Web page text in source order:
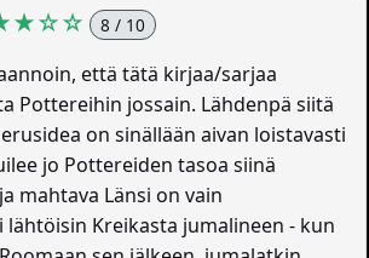
8 / 10
että tätä kirjaa/sarjaa
Pottereihin jossain. Lähdenpä siitä
on sinällään aivan loistavasti
jo Pottereiden tasoa siinä
mahtava Länsi on vain
lähtöisin Kreikasta jumalineen - kun